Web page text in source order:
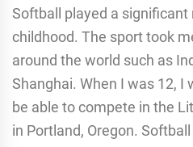
Softball played a significant
childhood. The sport took
around the world such as
Shanghai. When I was 12,
be able to compete in the
in Portland, Oregon.